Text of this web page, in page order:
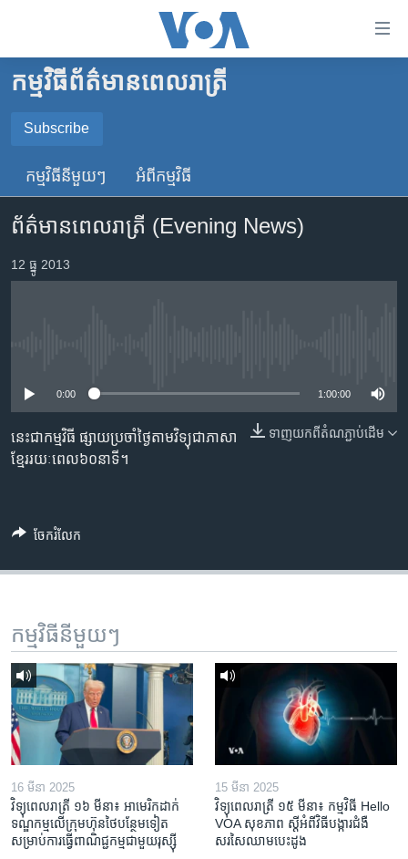
គេហទំព័រ​
ទាក់ទង
រំលង​
ទំព័រ​
ព័ត៌មាន​​
តែ​
ម្តង
រចនា
សម្ព័ន្ធ​
រំលង​
កាន់​
កម្ពុជា
អន្តរជាតិ
ចិន
ហេឡូវីអូអេ
កម្ពុជាច្នៃប្រតិដ្ឋ
កម្មវិធីទាំងអស់
Khmer English
ភាសា
កម្មវិធី​ព័ត៌មាន​ពេលរាត្រី
Subscribe
SUBSCRIBE
YouTube Music
កម្មវិធី​នីមួយៗ អំពី​កម្មវិធី​
ព័ត៌មានពេលរាត្រី (Evening News)
12 ធ្នូ 2013
0:00 1:00:00
ទាញ​យក​ពី​តំណភ្ជាប់​ដើម
នេះជាកម្មវិធី ផ្សាយប្រចាំថ្ងៃតាមវិទ្យុជាភាសា
ខ្មែររយៈពេល៦០នាទី។
ចែករំលែក
កម្មវិធី​នីមួយៗ
16 មីនា 2025
វិទ្យុពេលរាត្រី ១៦ មីនា៖ អាមេរិក​ដាក់​
ទណ្ឌកម្ម​លើ​ក្រុមហ៊ុន​ថៃ​បន្ថែម​ទៀត​
សម្រាប់​ការ​ធ្វើ​ពាណិជ្ជកម្ម​ជាមួយ​រុស្ស៊ី
15 មីនា 2025
វិទ្យុពេលរាត្រី ១៥ មីនា៖ កម្មវិធី ​Hello
VOA សុខភាព ស្ដី​អំពី​វិធី​បង្ការ​ជំងឺ​
សរសៃ​ឈាម​បេះដូង